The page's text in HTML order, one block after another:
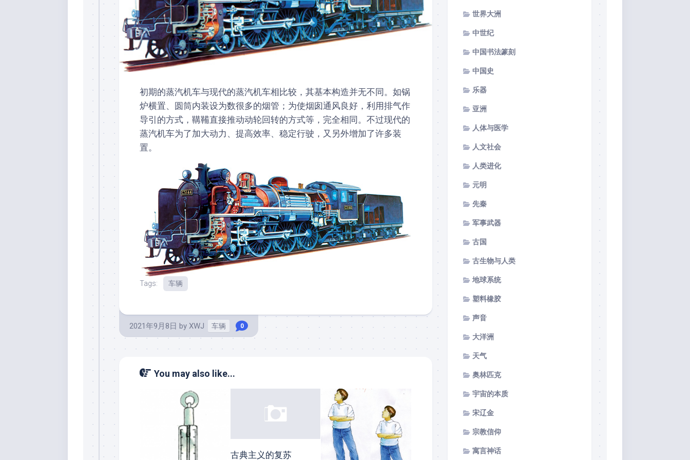
初期的蒸汽机车与现代的蒸汽机车相比较，其基本构造并无不同。如锅
炉横置、圆筒内装设为数很多的烟管；为使烟囱通风良好，利用排气作
导引的方式，鞲鞴直接推动动轮回转的方式等，完全相同。不过现代的
蒸汽机车为了加大动力、提高效率、稳定行驶，又另外增加了许多装
置。
Tags: 车辆
2021年9月8日 by XWJ 车辆 0
You may also like...
古典主义的复苏
世界大洲
中世纪
中国书法篆刻
中国史
乐器
亚洲
人体与医学
人文社会
人类进化
元明
先秦
军事武器
古国
古生物与人类
地球系统
塑料橡胶
声音
大洋洲
天气
奥林匹克
宇宙的本质
宋辽金
宗教信仰
寓言神话